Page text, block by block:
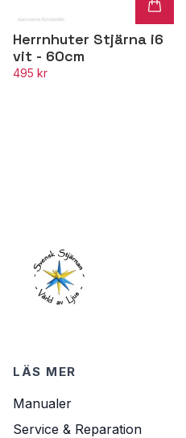
Herrnhuter Stjärna i6
vit - 60cm
495 kr
LÄS MER
Manualer
Service & Reparation